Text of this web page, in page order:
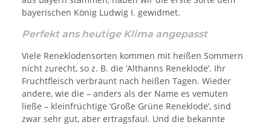
bayerischen König Ludwig I. gewidmet.
Perfekt ans heutige Klima angepasst
Viele Reneklodensorten kommen mit heißen Sommern
nicht zurecht, so z. B. die ‘Althanns Reneklode’. Ihr
Fruchtfleisch verbräunt nach heißen Tagen. Wieder
andere, wie die – anders als der Name es vemuten
ließe – kleinfrüchtige ‘Große Grüne Reneklode’, sind
zwar sehr gut, aber ertragsfaul. Und die bekannte